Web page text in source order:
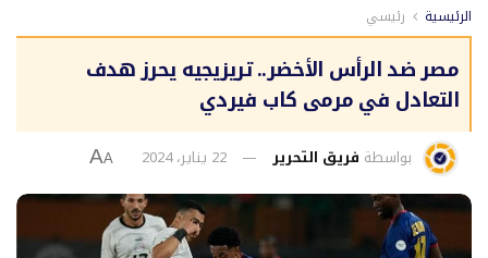
الرئيسية رئيسي
مصر ضد الرأس الأخضر.. تريزيجيه يحرز هدف
التعادل في مرمى كاب فيردي
بواسطة فريق التحرير 22 يناير، 2024 A
A